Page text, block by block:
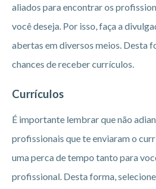
aliados para encontrar os
você deseja. Por isso, faça a
abertas em diversos meios. Desta
chances de receber currículos.
Currículos
É importante lembrar que não
profissionais que te enviaram o
uma perca de tempo tanto para
profissional. Desta forma,